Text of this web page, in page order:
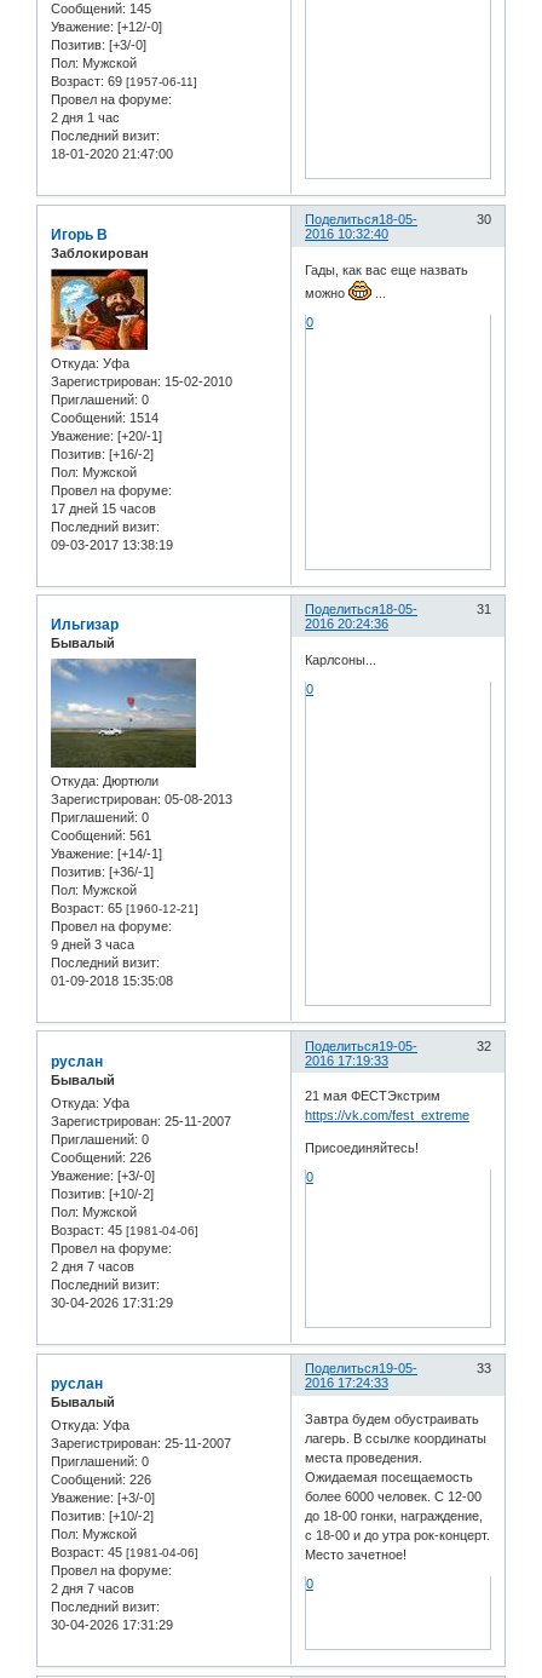
Сообщений: 145
Уважение: [+12/-0]
Позитив: [+3/-0]
Пол: Мужской
Возраст: 69 [1957-06-11]
Провел на форуме:
2 дня 1 час
Последний визит:
18-01-2020 21:47:00
Поделиться 30
18-05-
2016 10:32:40
Игорь В
Заблокирован
Откуда: Уфа
Зарегистрирован: 15-02-2010
Приглашений: 0
Сообщений: 1514
Уважение: [+20/-1]
Позитив: [+16/-2]
Пол: Мужской
Провел на форуме:
17 дней 15 часов
Последний визит:
09-03-2017 13:38:19
Гады, как вас еще назвать
можно
0
Поделиться 31
18-05-
2016 20:24:36
Ильгизар
Бывалый
Откуда: Дюртюли
Зарегистрирован: 05-08-2013
Приглашений: 0
Сообщений: 561
Уважение: [+14/-1]
Позитив: [+36/-1]
Пол: Мужской
Возраст: 65 [1960-12-21]
Провел на форуме:
9 дней 3 часа
Последний визит:
01-09-2018 15:35:08
Карлсоны...
0
Поделиться 32
19-05-
2016 17:19:33
руслан
Бывалый
Откуда: Уфа
Зарегистрирован: 25-11-2007
Приглашений: 0
Сообщений: 226
Уважение: [+3/-0]
Позитив: [+10/-2]
Пол: Мужской
Возраст: 45 [1981-04-06]
Провел на форуме:
2 дня 7 часов
Последний визит:
30-04-2026 17:31:29
21 мая ФЕСТЭкстрим
https://vk.com/fest_extreme
Присоединяйтесь!
0
Поделиться 33
19-05-
2016 17:24:33
руслан
Бывалый
Откуда: Уфа
Зарегистрирован: 25-11-2007
Приглашений: 0
Сообщений: 226
Уважение: [+3/-0]
Позитив: [+10/-2]
Пол: Мужской
Возраст: 45 [1981-04-06]
Провел на форуме:
2 дня 7 часов
Последний визит:
30-04-2026 17:31:29
Завтра будем обустраивать
лагерь. В ссылке координаты
места проведения.
Ожидаемая посещаемость
более 6000 человек. С 12-00
до 18-00 гонки, награждение,
с 18-00 и до утра рок-концерт.
Место зачетное!
0